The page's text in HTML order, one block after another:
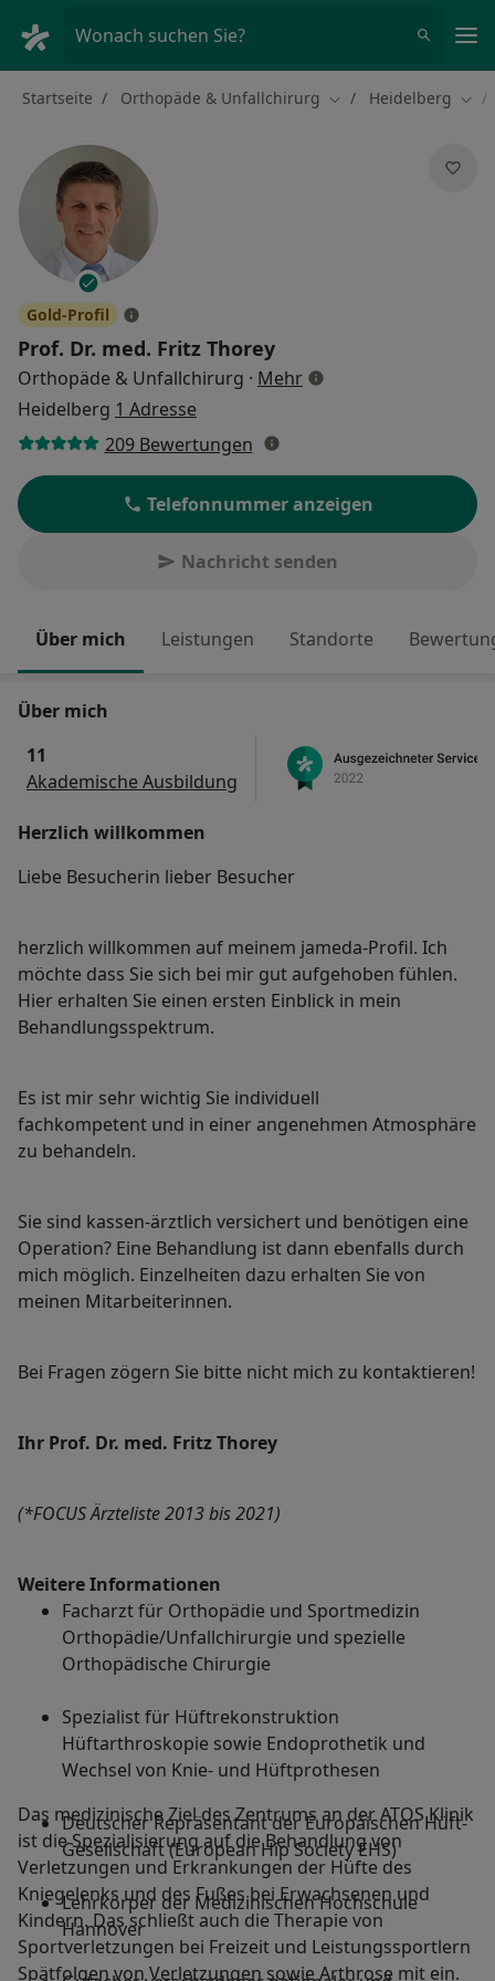
Wonach suchen Sie?
Startseite Orthopäde & Unfallchirurg Stadt ändern
Heidelberg
Gold-Profil
Prof. Dr. med. Fritz Thorey
Orthopäde & Unfallchirurg · Mehrüber Spezialisierungen
Heidelberg 1 Adresse
209 Bewertungen
Telefonnummer anzeigen
Nachricht senden
Über mich Leistungen Standorte
Über mich
11
Akademische Ausbildung
Herzlich willkommen
Liebe Besucherin lieber Besucher
herzlich willkommen auf meinem jameda-Profil. Ich
möchte dass Sie sich bei mir gut aufgehoben fühlen.
Hier erhalten Sie einen ersten Einblick in mein
Behandlungsspektrum.
Es ist mir sehr wichtig Sie individuell
fachkompetent und in einer angenehmen Atmosphäre
zu behandeln.
Sie sind kassen-ärztlich versichert und benötigen eine
Operation? Eine Behandlung ist dann ebenfalls durch
mich möglich. Einzelheiten dazu erhalten Sie von
meinen Mitarbeiterinnen.
Bei Fragen zögern Sie bitte nicht mich zu kontaktieren!
Ihr Prof. Dr. med. Fritz Thorey
(*FOCUS Ärzteliste 2013 bis 2021)
Weitere Informationen
Facharzt für Orthopädie und Sportmedizin
Orthopädie/Unfallchirurgie und spezielle
Orthopädische Chirurgie
Spezialist für Hüftrekonstruktion
Hüftarthroskopie sowie Endoprothetik und
Wechsel von Knie- und Hüftprothesen
Deutscher Repräsentant der Europäischen Hüft-
Gesellschaft (European Hip Society EHS)
Lehrkörper der Medizinischen Hochschule
Hannover
Das medizinische Ziel des Zentrums an der ATOS Klinik
ist die Spezialisierung auf die Behandlung von
Verletzungen und Erkrankungen der Hüfte des
Kniegelenks und des Fußes bei Erwachsenen und
Kindern. Das schließt auch die Therapie von
Sportverletzungen bei Freizeit und Leistungssportlern
Spätfolgen von Verletzungen sowie Arthrose mit ein.